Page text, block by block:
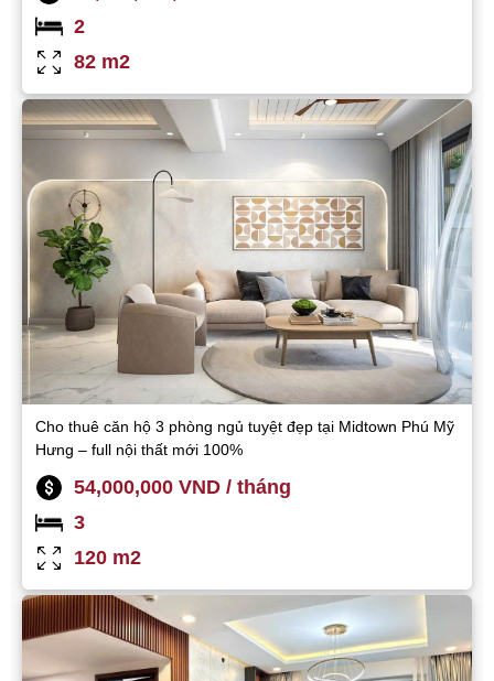
2
82 m2
Cho thuê căn hộ 3 phòng ngủ tuyệt đẹp tại Midtown Phú Mỹ
Hưng – full nội thất mới 100%
54,000,000 VND / tháng
3
120 m2